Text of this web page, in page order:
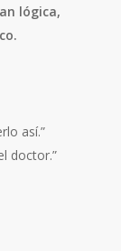
lógica,
así.”
doctor.”